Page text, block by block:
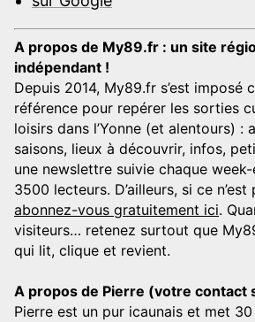
A propos de My89.fr : un site
indépendant !
Depuis 2014, My89.fr s’est imposé
référence pour repérer les sorties
loisirs dans l’Yonne (et alentours) :
saisons, lieux à découvrir, infos,
une newslettre suivie chaque
3500 lecteurs. D’ailleurs, si ce
abonnez-vous gratuitement ici.
visiteurs… retenez surtout que
qui lit, clique et revient.
A propos de Pierre (votre contact
Pierre est un pur icaunais et met